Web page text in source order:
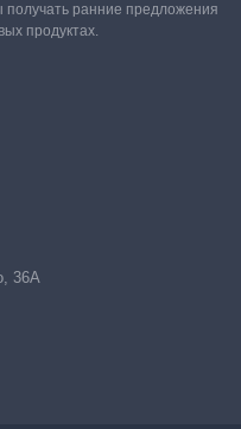
ранние предложения
продуктах.
36А